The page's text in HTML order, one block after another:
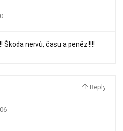
Škoda nervů, času a peněz!!!!!
Reply